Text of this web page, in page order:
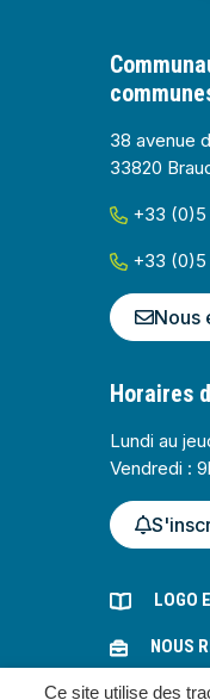
Ce site utilise des
38 avenue
33820
+33 (0)5
+33 (0)5
Nous
Horaires
Lundi au
Vendredi :
LOGO
NOUS